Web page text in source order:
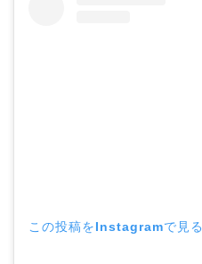
この投稿をInstagramで見る